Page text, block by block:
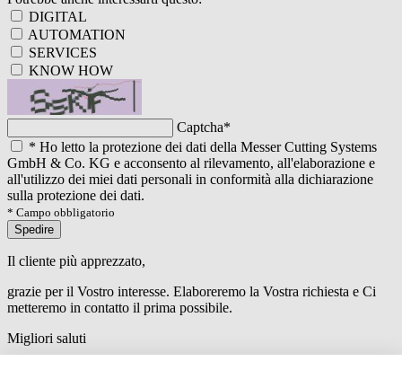
DIGITAL
AUTOMATION
SERVICES
KNOW HOW
Captcha*
* Ho letto la protezione dei dati della Messer Cutting Systems
GmbH & Co. KG e acconsento al rilevamento, all'elaborazione e
all'utilizzo dei miei dati personali in conformità alla dichiarazione
sulla protezione dei dati.
* Campo obbligatorio
Spedire
Il cliente più apprezzato,
grazie per il Vostro interesse. Elaboreremo la Vostra richiesta e Ci
metteremo in contatto il prima possibile.
Migliori saluti